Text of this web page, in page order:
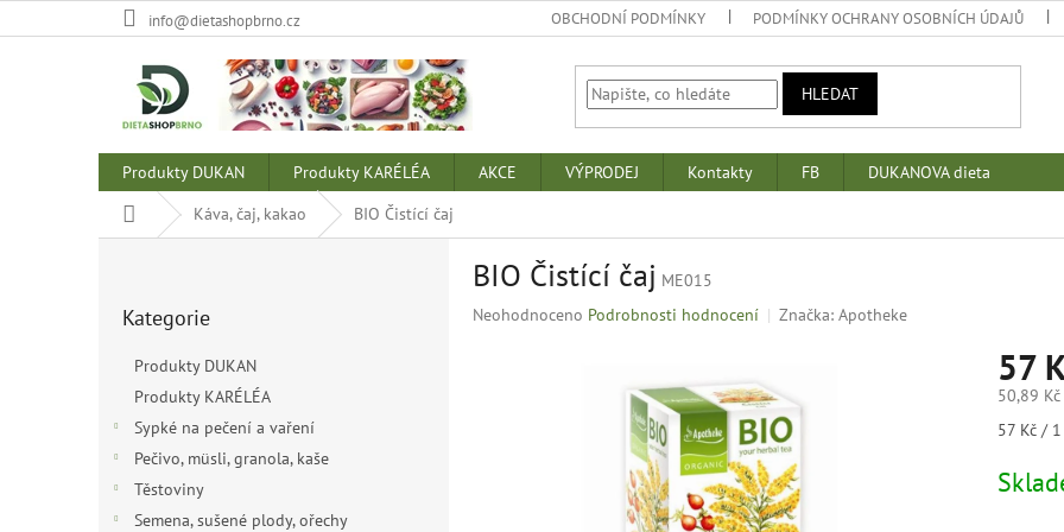
na
info@dietashopbrno.cz OBCHODNÍ PODMÍNKY PODMÍNKY OCHRANY OSOBNÍCH ÚDAJŮ
HLEDAT
Produkty DUKAN Produkty KARÉLÉA AKCE VÝPRODEJ Kontakty FB
DUKANOVA dieta
Domů
Káva, čaj, kakao BIO Čistící čaj
kategorie
Kategorie
Produkty DUKAN
Produkty KARÉLÉA
Sypké na pečení a vaření
Pečivo, müsli, granola, kaše
Těstoviny
Semena, sušené plody, ořechy
BIO Čistící čaj ME015
Průměrné
Neohodnoceno Podrobnosti hodnocení Značka: Apotheke
57
50,89 Kč
Měrná
57 Kč /